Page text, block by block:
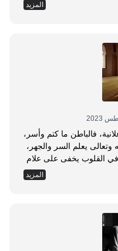
&laquo; الرجل التافه في أمر العامة &raquo; (1) . وهذا واقع
المزيد
فالباطن ما كتم وأسر،
وتعالى يعلم السر والجهر،
القلوب يخفى على علام
تَجْهَرْ بِالْقَوْلِ فَإِنَّهُ يَعْلَمُالمزيد